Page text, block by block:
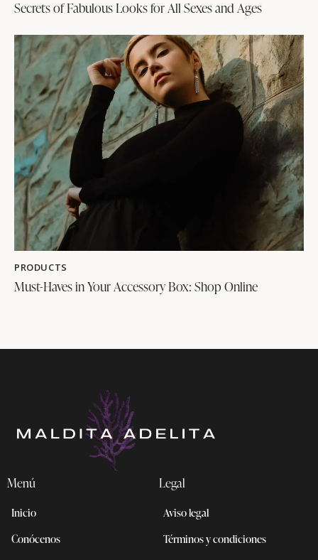
Secrets of Fabulous Looks for All Sexes and Ages
PRODUCTS
Must-Haves in Your Accessory Box: Shop Online
Menú
Inicio
Conócenos
Legal
Aviso legal
Términos y condiciones